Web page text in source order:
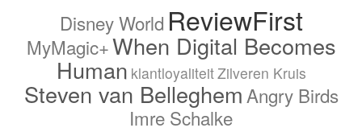
Disney World ReviewFirst
MyMagic+When Digital Becomes
Human klantloyaliteitZilveren Kruis
Steven van Belleghem Angry Birds
Imre Schalke